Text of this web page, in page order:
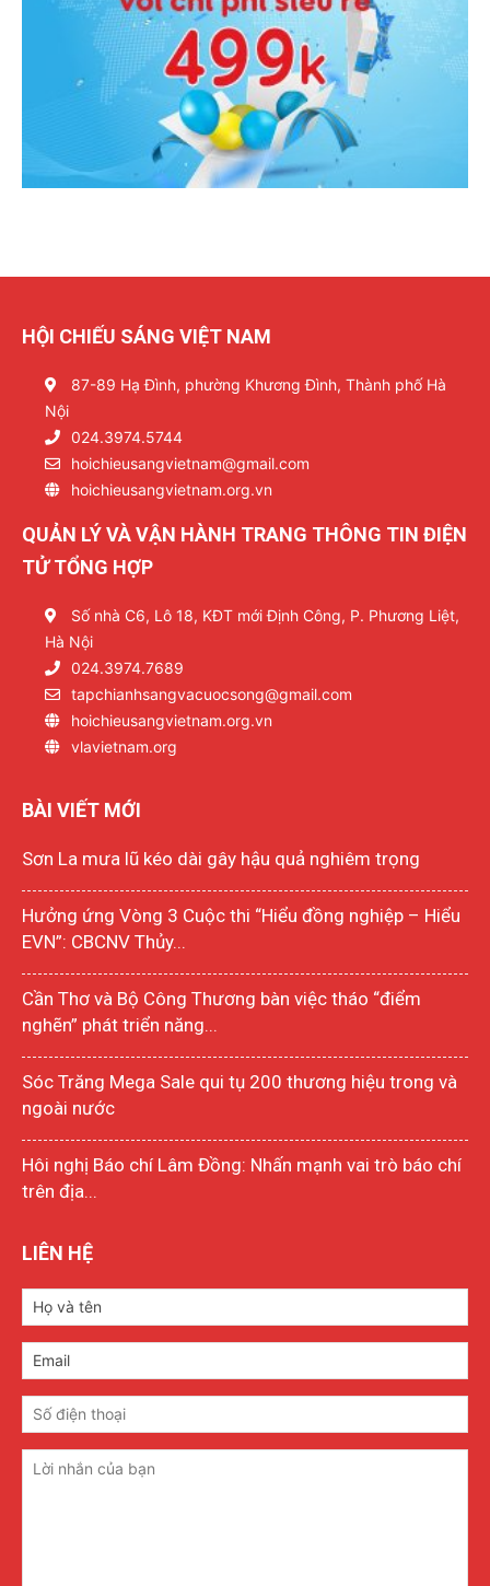
HỘI CHIẾU SÁNG VIỆT NAM
87-89 Hạ Đình, phường Khương Đình, Thành phố Hà
Nội
024.3974.5744
hoichieusangvietnam@gmail.com
hoichieusangvietnam.org.vn
QUẢN LÝ VÀ VẬN HÀNH TRANG THÔNG TIN ĐIỆN
TỬ TỔNG HỢP
Số nhà C6, Lô 18, KĐT mới Định Công, P. Phương Liệt,
Hà Nội
024.3974.7689
tapchianhsangvacuocsong@gmail.com
hoichieusangvietnam.org.vn
vlavietnam.org
BÀI VIẾT MỚI
Sơn La mưa lũ kéo dài gây hậu quả nghiêm trọng
Hưởng ứng Vòng 3 Cuộc thi “Hiểu đồng nghiệp – Hiểu
EVN”: CBCNV Thủy...
Cần Thơ và Bộ Công Thương bàn việc tháo “điểm
nghẽn” phát triển năng...
Sóc Trăng Mega Sale qui tụ 200 thương hiệu trong và
ngoài nước
Hôi nghị Báo chí Lâm Đồng: Nhấn mạnh vai trò báo chí
trên địa...
LIÊN HỆ